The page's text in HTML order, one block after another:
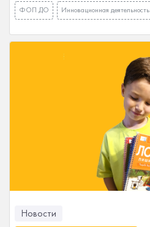
ФОП ДО Инновационная деятельность
Новости